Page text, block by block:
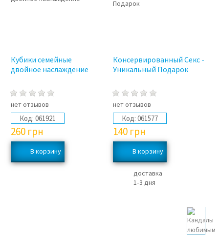
Кубики семейные
двойное наслаждение
нет отзывов
Код: 061921
260 грн
Консервированный Секс -
Уникальный Подарок
нет отзывов
Код: 061577
140 грн
доставка
1‑3 дня